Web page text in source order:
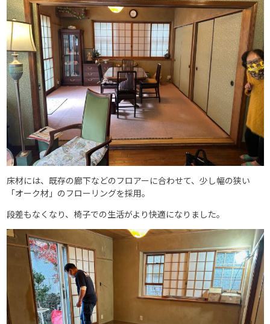
床材には、既存の廊下などのフロアーに合わせて、少し幅の狭い
「オーク材」のフローリングを採用。
段差もなくなり、椅子での生活がより快適になりました。